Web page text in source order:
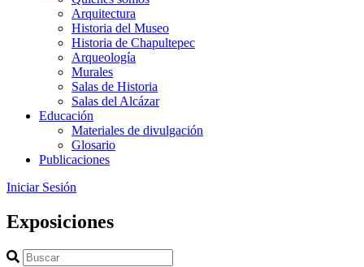
Arquitectura
Historia del Museo
Historia de Chapultepec
Arqueología
Murales
Salas de Historia
Salas del Alcázar
Educación
Materiales de divulgación
Glosario
Publicaciones
Iniciar Sesión
Exposiciones